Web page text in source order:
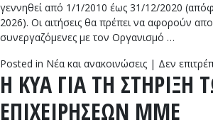
γεννηθεί από 1/1/2010 έως 31/12/2020
2026). Οι αιτήσεις θα πρέπει να αφορούν
συνεργαζόμενες με τον Οργανισμό …
Posted in Νέα και ανακοινώσεις | Δεν
Η ΚΥΑ ΓΙΑ ΤΗ ΣΤΗΡΙΞΗ
ΕΠΙΧΕΙΡΗΣΕΩΝ ΜΜΕ